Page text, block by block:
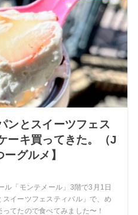
ンとスイーツフェス
ーキ買ってきた。（J
グルメ】
ル「モンテメール」3階で3月1日
スイーツフェスティバル」で、め
てたので食べてみました〜！